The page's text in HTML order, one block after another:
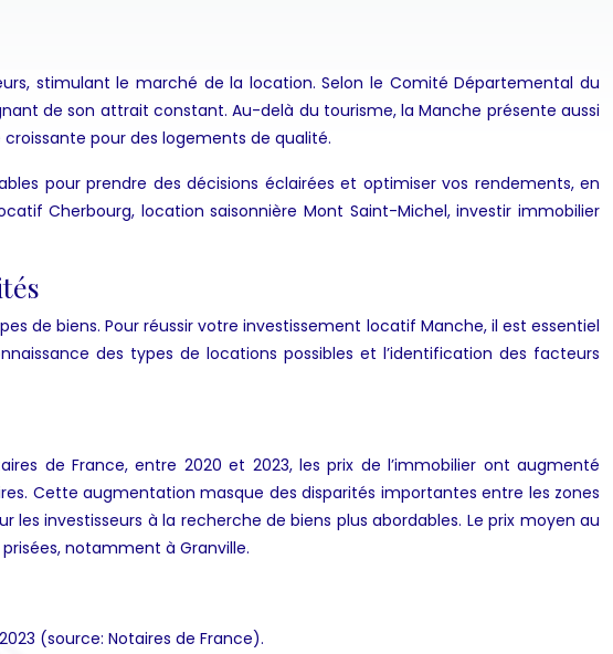
stimulant le marché de la location. Selon le Comité Départemental du
de son attrait constant. Au-delà du tourisme, la Manche présente aussi
pour des logements de qualité.
pour prendre des décisions éclairées et optimiser vos rendements, en
Cherbourg, location saisonnière Mont Saint-Michel, investir immobilier
de biens. Pour réussir votre investissement locatif Manche, il est essentiel
des types de locations possibles et l’identification des facteurs
de France, entre 2020 et 2023, les prix de l’immobilier ont augmenté
Cette augmentation masque des disparités importantes entre les zones
investisseurs à la recherche de biens plus abordables. Le prix moyen au
notamment à Granville.
(source: Notaires de France).